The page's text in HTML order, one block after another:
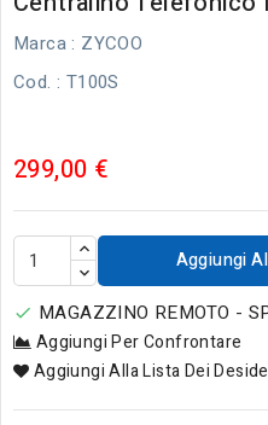
Marca : ZYCOO
Cod. : T100S
299,00 €
Aggiungi
 MAGAZZINO REMOTO -
Aggiungi Per Confrontare
Aggiungi Alla Lista Dei